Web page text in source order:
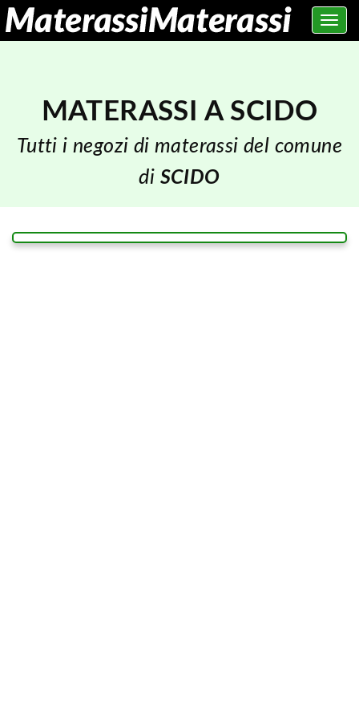
Toggle
MATERASSI A SCIDO
Tutti i negozi di materassi del comune
di SCIDO